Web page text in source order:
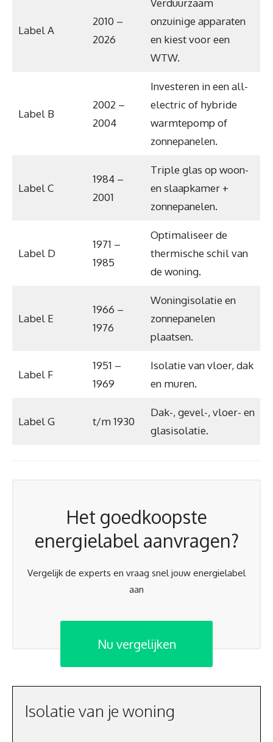
Label A
2010 –
2026
onzuinige apparaten
en kiest voor een
WTW.
Label B
2002 –
2004
Investeren in een all-
electric of hybride
warmtepomp of
zonnepanelen.
Label C
1984 –
2001
Triple glas op woon-
en slaapkamer +
zonnepanelen.
Label D
1971 –
1985
Optimaliseer de
thermische schil van
de woning.
Label E
1966 –
1976
Woningisolatie en
zonnepanelen
plaatsen.
Label F
1951 –
1969
Isolatie van vloer, dak
en muren.
Label G t/m 1930
Dak-, gevel-, vloer- en
glasisolatie.
Het goedkoopste
energielabel aanvragen?
Vergelijk de experts en vraag snel jouw energielabel
aan
Nu vergelijken
Isolatie van je woning